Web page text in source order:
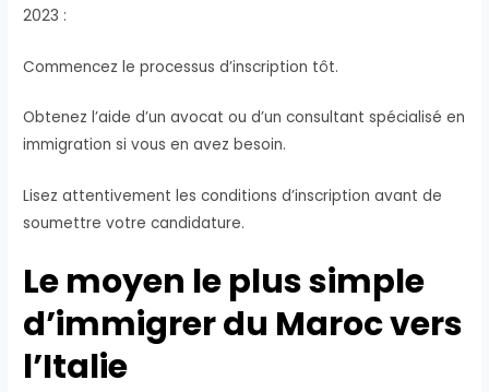
2023 :
Commencez le processus d’inscription tôt.
Obtenez l’aide d’un avocat ou d’un consultant spécialisé en
immigration si vous en avez besoin.
Lisez attentivement les conditions d’inscription avant de
soumettre votre candidature.
Le moyen le plus simple
d’immigrer du Maroc vers
l’Italie